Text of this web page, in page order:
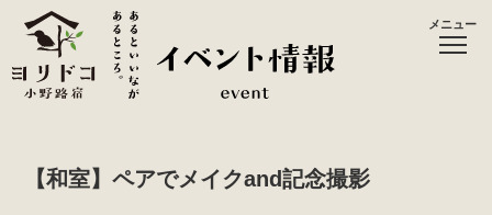
メニュー
【和室】ペアでメイクand記念撮影